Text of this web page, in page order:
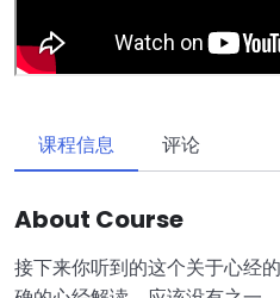
课程信息 评论
About Course
接下来你听到的这个关于心经